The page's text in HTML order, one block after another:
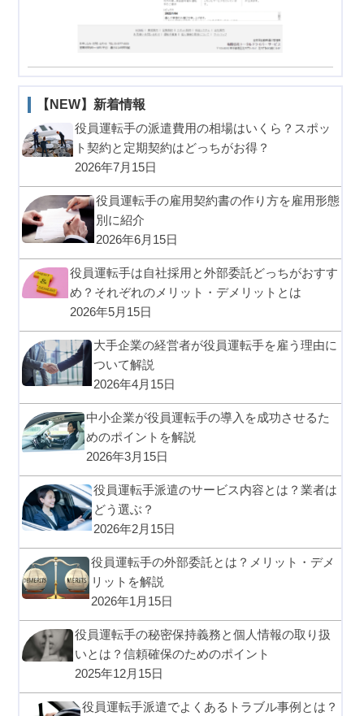
【NEW】新着情報
役員運転手の派遣費用の相場はいくら？スポッ
ト契約と定期契約はどっちがお得？
2026年7月15日
役員運転手の雇用契約書の作り方を雇用形態
別に紹介
2026年6月15日
役員運転手は自社採用と外部委託どっちがおすす
め？それぞれのメリット・デメリットとは
2026年5月15日
大手企業の経営者が役員運転手を雇う理由に
ついて解説
2026年4月15日
中小企業が役員運転手の導入を成功させるた
めのポイントを解説
2026年3月15日
役員運転手派遣のサービス内容とは？業者は
どう選ぶ？
2026年2月15日
役員運転手の外部委託とは？メリット・デメ
リットを解説
2026年1月15日
役員運転手の秘密保持義務と個人情報の取り扱
いとは？信頼確保のためのポイント
2025年12月15日
役員運転手派遣でよくあるトラブル事例とは？